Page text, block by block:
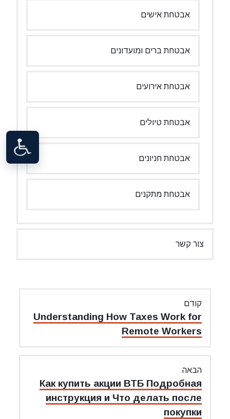
אבטחת אישים
אבטחת ברים ומועדונים
אבטחת אירועים
אבטחת טיולים
אבטחת חניונים
אבטחת מתקנים
צור קשר
ניווט
קודם
מאמר
קודם:
Understanding How Taxes Work for
Remote Workers
הבאה
מאמר
הבאה:
Как купить акции ВТБ Подробная
инструкция и Что делать после
покупки